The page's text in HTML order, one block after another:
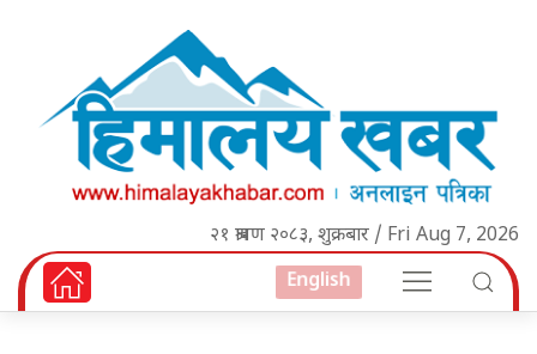
२१ श्रावण २०८३, शुक्रबार / Fri Aug 7, 2026
English